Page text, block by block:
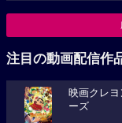
注目の動画配信作
映画クレ
ーズ